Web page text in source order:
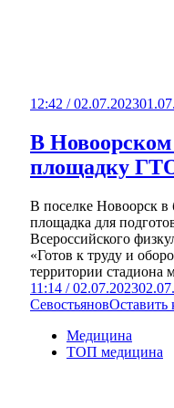
12:42 / 02.07.2023
В
площадку
В поселке Новоорск в
площадка для
Всероссийского
«Готов к труду и
территории стадиона
11:14 / 02.07.2023
СевостьяновОставить
Медицина
ТОП медицина